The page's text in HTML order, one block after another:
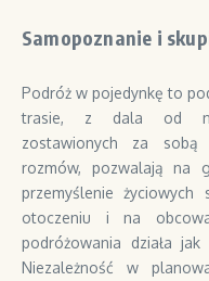
Samopoznanie i
Podróż w pojedynkę to
trasie, z dala od
zostawionych za sobą
rozmów, pozwalają na
przemyślenie
otoczeniu i na
podróżowania działa
Niezależność w